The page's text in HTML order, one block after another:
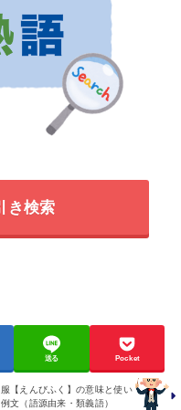
き検索
送る Pocket
【えんびふく】の意味と使い
文（語源由来・類義語）